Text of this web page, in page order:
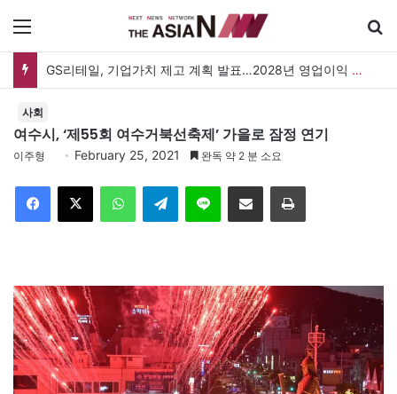
GS리테일, 기업가치 제고 계획 발표…2028년 영업이익 3,800억 원 목표
사회
여수시, ‘제55회 여수거북선축제’ 가을로 잠정 연기
이주형 February 25, 2021 완독 약 2 분 소요
Telegram 이메일